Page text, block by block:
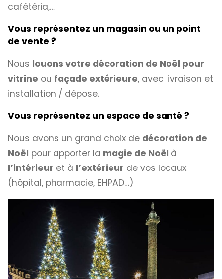
cafétéria,…
Vous représentez un magasin ou un point
de vente ?
Nous louons votre décoration de Noël pour
vitrine ou façade extérieure, avec livraison et
installation / dépose.
Vous représentez un espace de santé ?
Nous avons un grand choix de décoration de
Noël pour apporter la magie de Noël à
l’intérieur et à l’extérieur de vos locaux
(hôpital, pharmacie, EHPAD…)